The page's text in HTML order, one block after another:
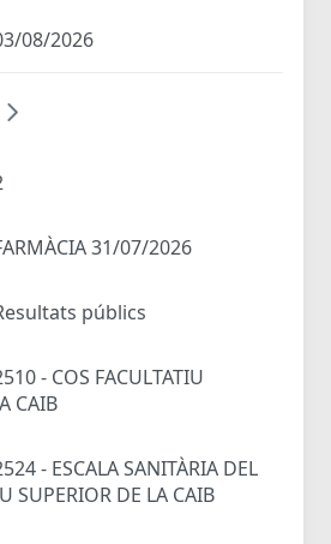
08/2026
31/07/2026
públics
- COS FACULTATIU
CAIB
- ESCALA SANITÀRIA DEL
SUPERIOR DE LA CAIB